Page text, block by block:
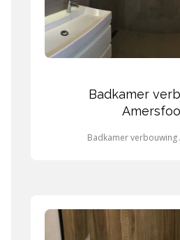
Badkamer
Badkamer